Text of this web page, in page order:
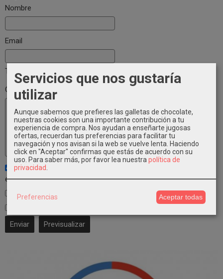
Nombre
Email
Tu email no será publicado
Comentario
Notificarme de los próximos comentarios de este artículo vía
email
Notificarme de los próximos artículos por email
Servicios que nos gustaría
utilizar
Aunque sabemos que prefieres las galletas de chocolate,
nuestras cookies son una importante contribución a tu
experiencia de compra. Nos ayudan a enseñarte jugosas
ofertas, recuerdan tus preferencias para facilitar tu
navegación y nos avisan si la web se vuelve lenta. Haciendo
click en "Aceptar" confirmas que estás de acuerdo con su
uso. Para saber más, por favor lea nuestra política de
privacidad
Preferencias Aceptar todas